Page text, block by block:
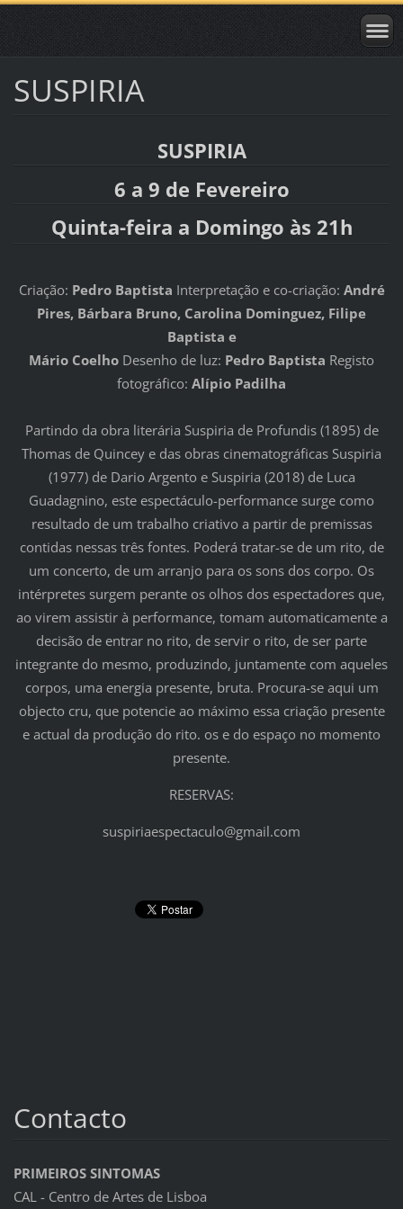
SUSPIRIA
SUSPIRIA
6 a 9 de Fevereiro
Quinta-feira a Domingo às 21h
Criação: Pedro Baptista Interpretação e co-criação: André
Pires, Bárbara Bruno, Carolina Dominguez, Filipe
Baptista e
Mário Coelho Desenho de luz: Pedro Baptista Registo
fotográfico: Alípio Padilha
Partindo da obra literária Suspiria de Profundis (1895) de
Thomas de Quincey e das obras cinematográficas Suspiria
(1977) de Dario Argento e Suspiria (2018) de Luca
Guadagnino, este espectáculo-performance surge como
resultado de um trabalho criativo a partir de premissas
contidas nessas três fontes. Poderá tratar-se de um rito, de
um concerto, de um arranjo para os sons dos corpo. Os
intérpretes surgem perante os olhos dos espectadores que,
ao virem assistir à performance, tomam automaticamente a
decisão de entrar no rito, de servir o rito, de ser parte
integrante do mesmo, produzindo, juntamente com aqueles
corpos, uma energia presente, bruta. Procura-se aqui um
objecto cru, que potencie ao máximo essa criação presente
e actual da produção do rito. os e do espaço no momento
presente.
RESERVAS:
suspiriaespectaculo@gmail.com
Contacto
PRIMEIROS SINTOMAS
CAL - Centro de Artes de Lisboa